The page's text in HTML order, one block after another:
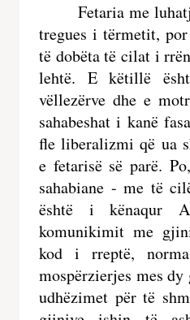
Kur ilmi e
Çka e zhbën
Çertifikimi i rrejshëm
Të jesh davetçi si
kumtosh fenë e
Dy përfundime të
padijshëm
Dy arsyet e një etjeje
Fitimi i rrejshëm i
Ndryshimi në mesin e
Fetaria me
tregues i tërmetit,
të dobëta të cilat i
lehtë. E këtillë
vëllezërve dhe e
sahabeshat i kanë
fle liberalizmi që ua
e fetarisë së parë.
sahabiane - me të
është i kënaqur
komunikimit me
kod i rreptë,
mospërzierjes mes
udhëzimet për të